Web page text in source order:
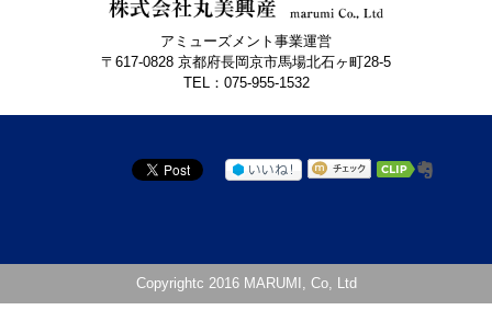
アミューズメント事業運営
〒617-0828 京都府長岡京市馬場北石ヶ町28-5
TEL：075-955-1532
Copyrightc 2016 MARUMI, Co, Ltd